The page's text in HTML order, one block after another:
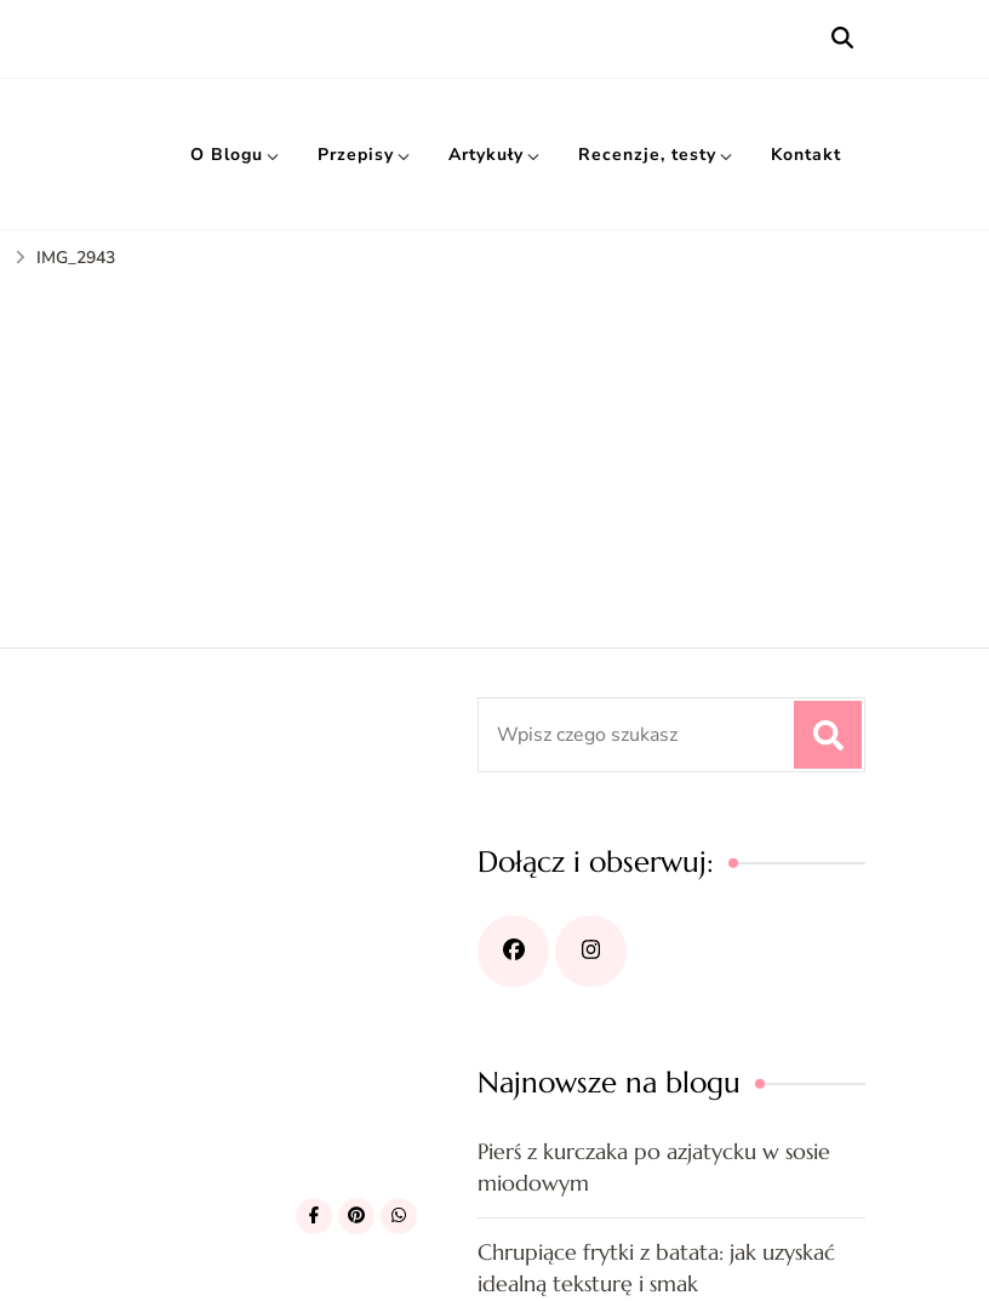
O Blogu Przepisy Artykuły Recenzje, testy Kontakt
IMG_2943
Dołącz i obserwuj:
Najnowsze na blogu
Pierś z kurczaka po azjatycku w sosie
miodowym
Chrupiące frytki z batata: jak uzyskać
idealną teksturę i smak